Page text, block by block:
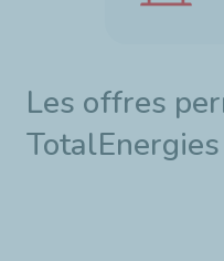
Les offres
TotalEnergies